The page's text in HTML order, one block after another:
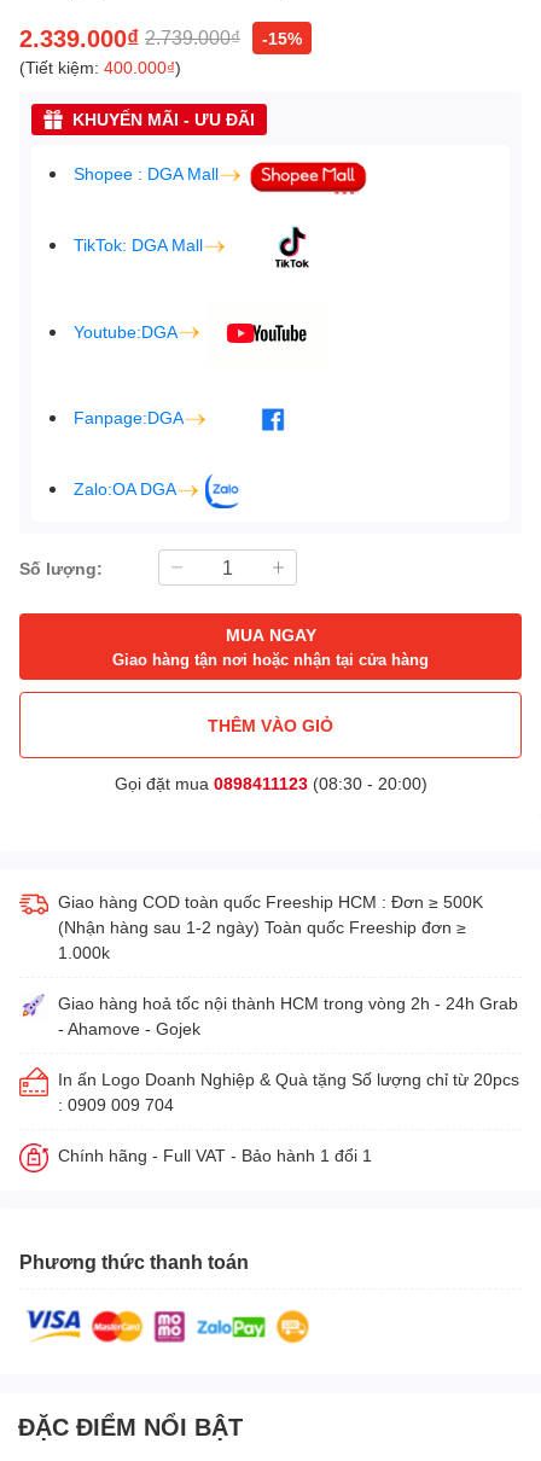
2.339.000₫ 2.739.000₫
-15%
(Tiết kiệm: 400.000₫)
KHUYẾN MÃI - ƯU ĐÃI
Shopee : DGA Mall
TikTok: DGA Mall
Youtube:DGA
Fanpage:DGA
Zalo:OA DGA
Số lượng:
MUA NGAY
Giao hàng tận nơi hoặc nhận tại cửa hàng
THÊM VÀO GIỎ
Gọi đặt mua 0898411123(08:30 - 20:00)
Giao hàng COD toàn quốc Freeship HCM : Đơn ≥ 500K
(Nhận hàng sau 1-2 ngày) Toàn quốc Freeship đơn ≥
1.000k
Giao hàng hoả tốc nội thành HCM trong vòng 2h - 24h Grab
- Ahamove - Gojek
In ấn Logo Doanh Nghiệp & Quà tặng Số lượng chỉ từ 20pcs
: 0909 009 704
Chính hãng - Full VAT - Bảo hành 1 đổi 1
Phương thức thanh toán
ĐẶC ĐIỂM NỔI BẬT